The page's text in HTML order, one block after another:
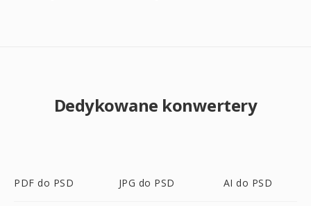
Dedykowane konwertery
PDF do PSD JPG do PSD AI do PSD